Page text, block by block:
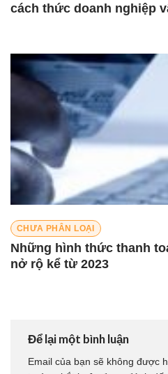
cách thức doanh nghiệp
CHƯA PHÂN LOẠI
Những hình thức thanh
nở rộ kể từ 2023
Để lại một bình luận
Email của bạn sẽ không được